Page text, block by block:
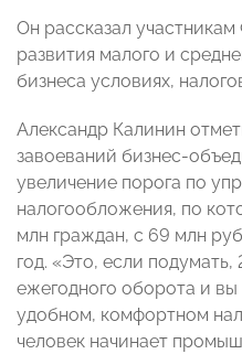
Он рассказал
развития малого и
бизнеса условиях,
Александр Калинин
завоеваний бизнес-
увеличение порога по
налогообложения, по
млн граждан, с 69 млн
год. «Это, если
ежегодного оборота и вы
удобном, комфортном
человек начинает